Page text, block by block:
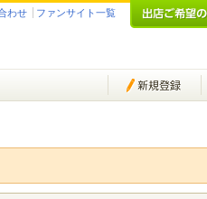
わせ ファンサイト一覧